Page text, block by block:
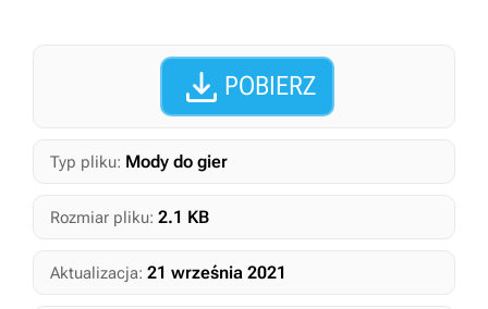
 POBIERZ
Typ pliku: Mody do gier
Rozmiar pliku: 2.1 KB
Aktualizacja: 21 września 2021